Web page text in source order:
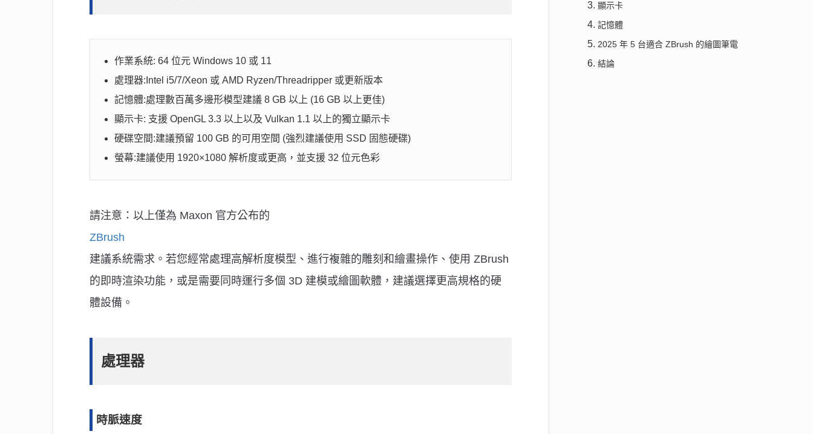
作業系統: 64 位元 Windows 10 或 11
處理器:Intel i5/7/Xeon 或 AMD Ryzen/Threadripper 或更新版本
記憶體:處理數百萬多邊形模型建議 8 GB 以上 (16 GB 以上更佳)
顯示卡: 支援 OpenGL 3.3 以上以及 Vulkan 1.1 以上的獨立顯示卡
硬碟空間:建議預留 100 GB 的可用空間 (強烈建議使用 SSD 固態硬碟)
螢幕:建議使用 1920×1080 解析度或更高，並支援 32 位元色彩
請注意：以上僅為 Maxon 官方公布的
ZBrush
建議系統需求。若您經常處理高解析度模型、進行複雜的雕刻和繪畫操作、使用 ZBrush
的即時渲染功能，或是需要同時運行多個 3D 建模或繪圖軟體，建議選擇更高規格的硬
體設備。
處理器
時脈速度
顯示卡
記憶體
2025 年 5 台適合 ZBrush 的繪圖筆電
結論